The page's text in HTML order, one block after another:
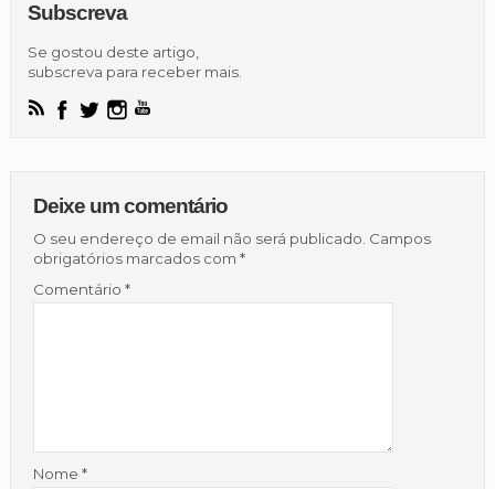
Subscreva
Se gostou deste artigo,
subscreva para receber mais.
Deixe um comentário
O seu endereço de email não será publicado. Campos
obrigatórios marcados com *
Comentário *
Nome *